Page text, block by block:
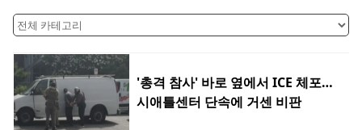
'총격 참사' 바로 옆에서 ICE 체포…
시애틀센터 단속에 거센 비판